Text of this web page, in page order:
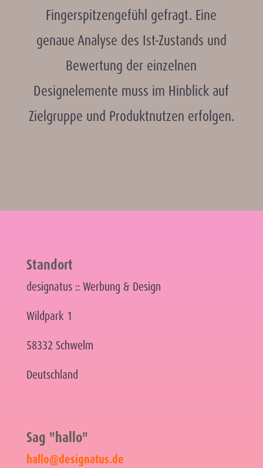
Fingerspitzengefühl gefragt. Eine
genaue Analyse des Ist-Zustands und
Bewertung der einzelnen
Designelemente muss im Hinblick auf
Zielgruppe und Produktnutzen erfolgen.
Standort
designatus :: Werbung & Design
Wildpark 1
58332 Schwelm
Deutschland
Sag "hallo"
hallo@designatus.de